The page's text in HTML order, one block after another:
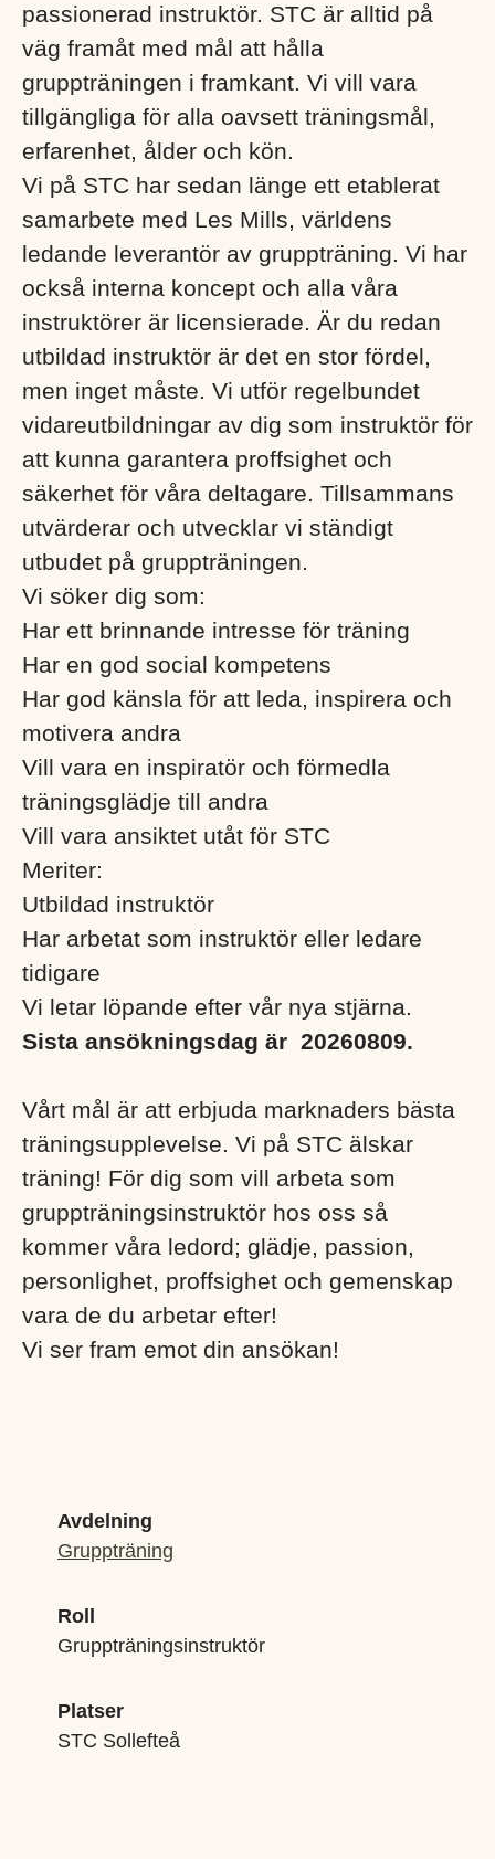
passionerad instruktör. STC är alltid på
väg framåt med mål att hålla
gruppträningen i framkant. Vi vill vara
tillgängliga för alla oavsett träningsmål,
erfarenhet, ålder och kön.
Vi på STC har sedan länge ett etablerat
samarbete med Les Mills, världens
ledande leverantör av gruppträning. Vi har
också interna koncept och alla våra
instruktörer är licensierade. Är du redan
utbildad instruktör är det en stor fördel,
men inget måste. Vi utför regelbundet
vidareutbildningar av dig som instruktör för
att kunna garantera proffsighet och
säkerhet för våra deltagare. Tillsammans
utvärderar och utvecklar vi ständigt
utbudet på gruppträningen.
Vi söker dig som:
Har ett brinnande intresse för träning
Har en god social kompetens
Har god känsla för att leda, inspirera och
motivera andra
Vill vara en inspiratör och förmedla
träningsglädje till andra
Vill vara ansiktet utåt för STC
Meriter:
Utbildad instruktör
Har arbetat som instruktör eller ledare
tidigare
Vi letar löpande efter vår nya stjärna.
Sista ansökningsdag är 20260809.
Vårt mål är att erbjuda marknaders bästa
träningsupplevelse. Vi på STC älskar
träning! För dig som vill arbeta som
gruppträningsinstruktör hos oss så
kommer våra ledord; glädje, passion,
personlighet, proffsighet och gemenskap
vara de du arbetar efter!
Vi ser fram emot din ansökan!
Avdelning
Gruppträning
Roll
Gruppträningsinstruktör
Platser
STC Sollefteå